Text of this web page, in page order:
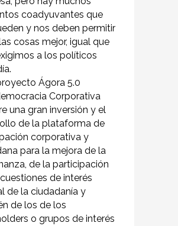
coadyuvantes que
y nos deben permitir
cosas mejor, igual que
a los políticos
Ágora 5.0
Corporativa
una gran inversión y el
de la plataforma de
corporativa y
para la mejora de la
de la participación
de interés
de la ciudadanía y
de los de los
o grupos de interés